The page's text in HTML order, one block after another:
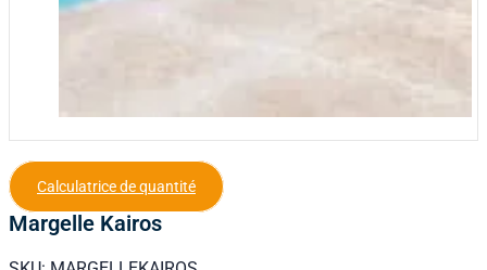
Calculatrice de quantité
Margelle Kairos